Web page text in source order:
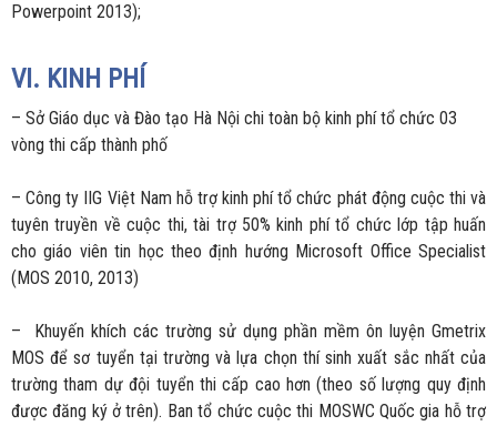
Powerpoint 2013);
VI. KINH PHÍ
– Sở Giáo dục và Đào tạo Hà Nội chi toàn bộ kinh phí tổ chức 03
vòng thi cấp thành phố
– Công ty IIG Việt Nam hỗ trợ kinh phí tổ chức phát động cuộc thi và
tuyên truyền về cuộc thi, tài trợ 50% kinh phí tổ chức lớp tập huấn
cho giáo viên tin học theo định hướng Microsoft Office Specialist
(MOS 2010, 2013)
– Khuyến khích các trường sử dụng phần mềm ôn luyện Gmetrix
MOS để sơ tuyển tại trường và lựa chọn thí sinh xuất sắc nhất của
trường tham dự đội tuyển thi cấp cao hơn (theo số lượng quy định
được đăng ký ở trên). Ban tổ chức cuộc thi MOSWC Quốc gia hỗ trợ